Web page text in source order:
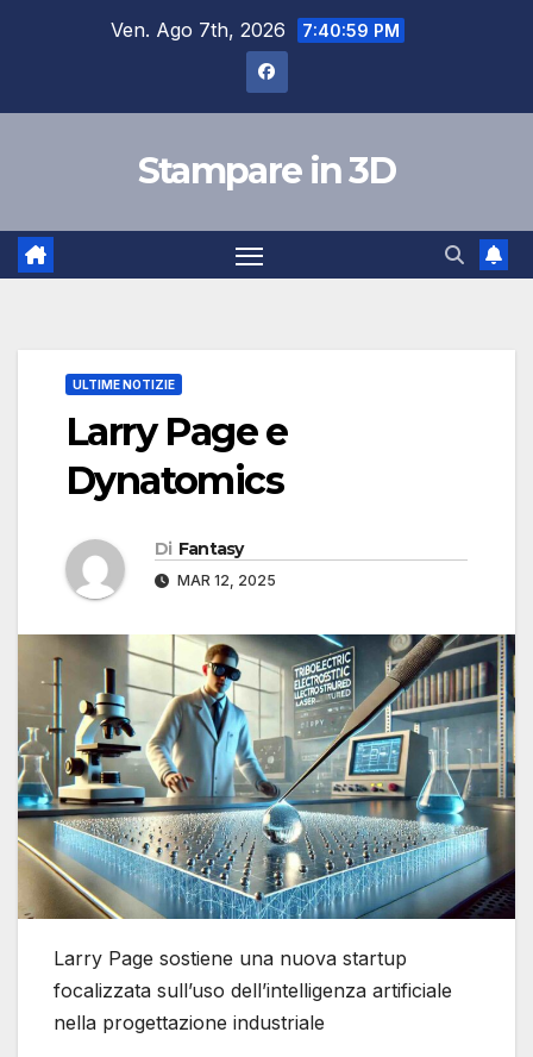
Ven. Ago 7th, 2026 7:40:59 PM
Stampare in 3D
ULTIME NOTIZIE
Larry Page e
Dynatomics
Di Fantasy
MAR 12, 2025
Larry Page sostiene una nuova startup
focalizzata sull’uso dell’intelligenza artificiale
nella progettazione industriale